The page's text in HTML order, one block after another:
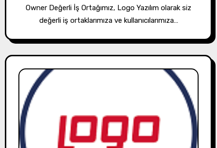
Owner Değerli İş Ortağımız, Logo Yazılım olarak siz
değerli iş ortaklarımıza ve kullanıcılarımıza…